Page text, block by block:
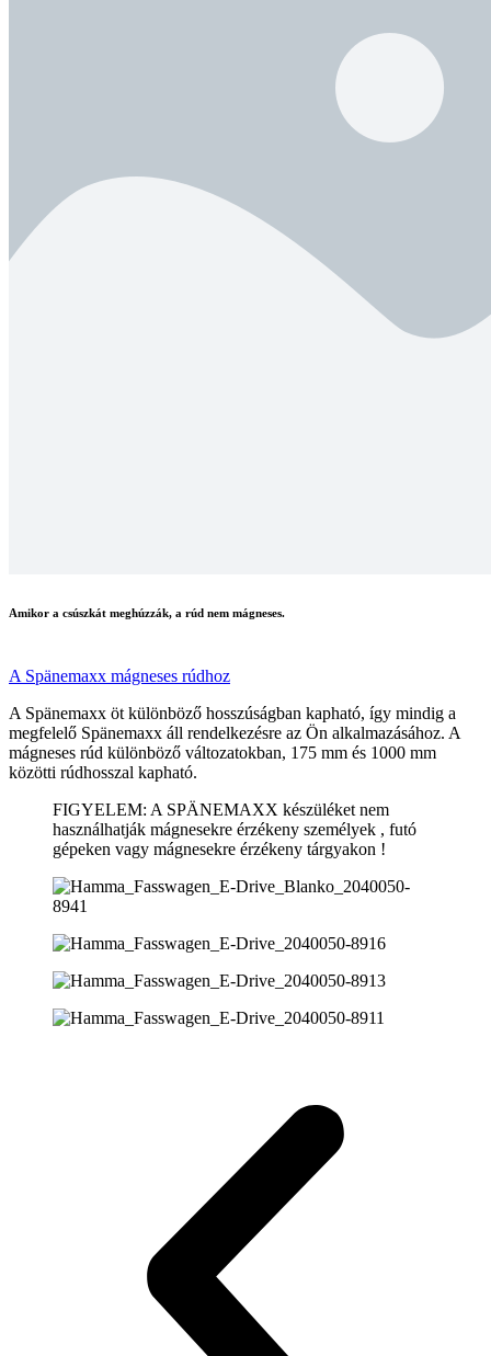
Amikor a csúszkát meghúzzák, a rúd nem mágneses.
A Spänemaxx mágneses rúdhoz
A Spänemaxx öt különböző hosszúságban kapható, így mindig a
megfelelő Spänemaxx áll rendelkezésre az Ön alkalmazásához. A
mágneses rúd különböző változatokban, 175 mm és 1000 mm
közötti rúdhosszal kapható.
FIGYELEM: A SPÄNEMAXX készüléket nem
használhatják mágnesekre érzékeny személyek , futó
gépeken vagy mágnesekre érzékeny tárgyakon !